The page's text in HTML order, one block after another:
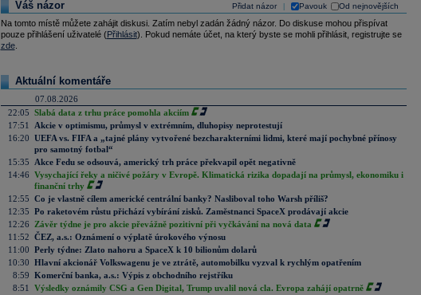
Přidat názor Pavouk Od nejnovějších
Váš názor
Na tomto místě můžete zahájit diskusi. Zatím nebyl zadán žádný názor. Do diskuse mohou přispívat
pouze přihlášení uživatelé (Přihlásit). Pokud nemáte účet, na který byste se mohli přihlásit, registrujte se
zde.
Aktuální komentáře
07.08.2026
22:05 Slabá data z trhu práce pomohla akciím
17:51
Akcie v optimismu, průmysl v extrémním, dluhopisy neprotestují
16:20 UEFA vs. FIFA a „tajné plány vytvořené bezcharakterními lidmi, které mají pochybné přínosy
pro samotný fotbal“
15:35
Akce Fedu se odsouvá, americký trh práce překvapil opět negativně
14:46 Vysychající řeky a ničivé požáry v Evropě. Klimatická rizika dopadají na průmysl, ekonomiku i
finanční trhy
12:55 Co je vlastně cílem americké centrální banky? Nasliboval toho Warsh příliš?
12:35 Po raketovém růstu přichází vybírání zisků. Zaměstnanci SpaceX prodávají akcie
12:26
Závěr týdne je pro akcie převážně pozitivní při vyčkávání na nová data
11:52 ČEZ, a.s.: Oznámení o výplatě úrokového výnosu
11:00 Perly týdne: Zlato nahoru a SpaceX k 10 bilionům dolarů
10:30 Hlavní akcionář Volkswagenu je ve ztrátě, automobilku vyzval k rychlým opatřením
8:59 Komerční banka, a.s.: Výpis z obchodního rejstříku
8:51
Výsledky oznámily CSG a Gen Digital, Trump uvalil nová cla. Evropa zahájí opatrně